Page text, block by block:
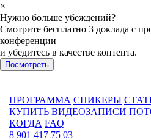
×
Нужно больше убеждений?
Смотрите бесплатно 3 доклада с
конференции
и убедитесь в качестве контента.
Посмотреть
ПРОГРАММА СПИКЕРЫ
КУПИТЬ ВИДЕОЗАПИСИ
КОГДА FAQ
8 901 417 75 03